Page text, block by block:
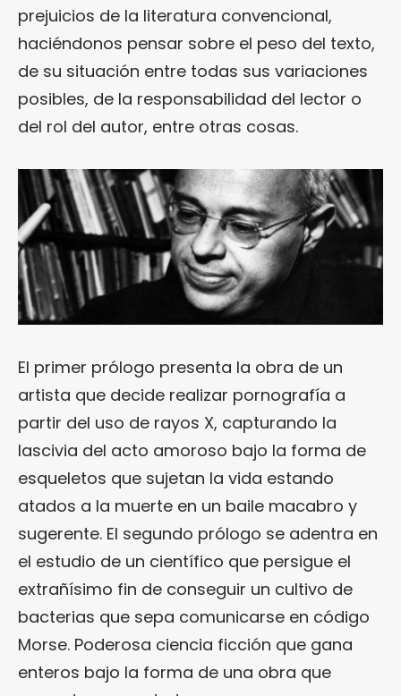
prejuicios de la literatura convencional,
haciéndonos pensar sobre el peso del texto,
de su situación entre todas sus variaciones
posibles, de la responsabilidad del lector o
del rol del autor, entre otras cosas.
El primer prólogo presenta la obra de un
artista que decide realizar pornografía a
partir del uso de rayos X, capturando la
lascivia del acto amoroso bajo la forma de
esqueletos que sujetan la vida estando
atados a la muerte en un baile macabro y
sugerente. El segundo prólogo se adentra en
el estudio de un científico que persigue el
extrañísimo fin de conseguir un cultivo de
bacterias que sepa comunicarse en código
Morse. Poderosa ciencia ficción que gana
enteros bajo la forma de una obra que